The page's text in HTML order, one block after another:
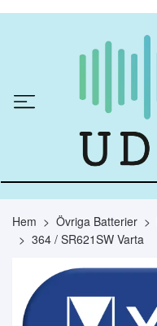
Hem Övriga Batterier
364 / SR621SW Varta